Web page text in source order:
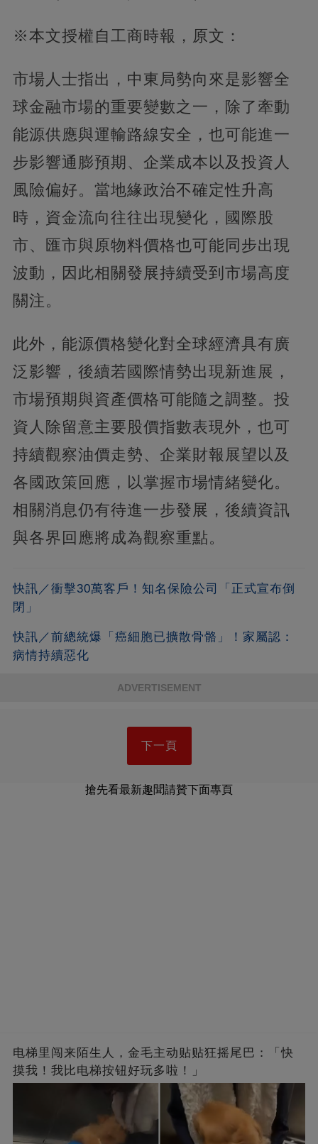
※本文授權自工商時報，原文：
市場人士指出，中東局勢向來是影響全
球金融市場的重要變數之一，除了牽動
能源供應與運輸路線安全，也可能進一
步影響通膨預期、企業成本以及投資人
風險偏好。當地緣政治不確定性升高
時，資金流向往往出現變化，國際股
市、匯市與原物料價格也可能同步出現
波動，因此相關發展持續受到市場高度
關注。
此外，能源價格變化對全球經濟具有廣
泛影響，後續若國際情勢出現新進展，
市場預期與資產價格可能隨之調整。投
資人除留意主要股價指數表現外，也可
持續觀察油價走勢、企業財報展望以及
各國政策回應，以掌握市場情緒變化。
相關消息仍有待進一步發展，後續資訊
與各界回應將成為觀察重點。
快訊／衝擊30萬客戶！知名保險公司「正式宣布倒
閉」
快訊／前總統爆「癌細胞已擴散骨骼」！家屬認：
病情持續惡化
ADVERTISEMENT
下一頁
搶先看最新趣聞請贊下面專頁
电梯里闯来陌生人，金毛主动贴贴狂摇尾巴：「快
摸我！我比电梯按钮好玩多啦！」